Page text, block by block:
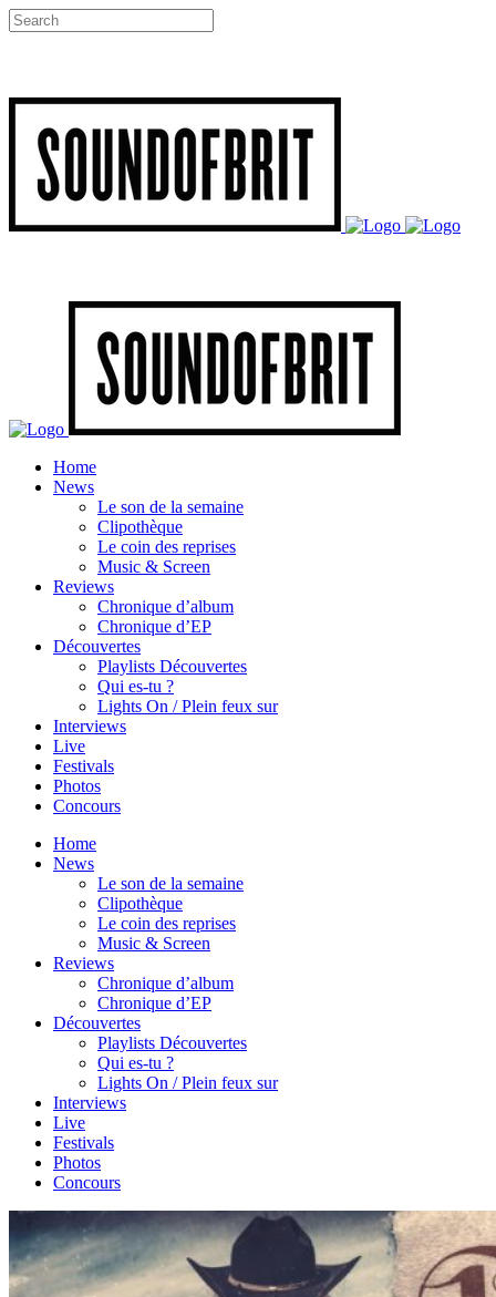
Home
News
Le son de la semaine
Clipothèque
Le coin des reprises
Music & Screen
Reviews
Chronique d’album
Chronique d’EP
Découvertes
Playlists Découvertes
Qui es-tu ?
Lights On / Plein feux sur
Interviews
Live
Festivals
Photos
Concours
Home
News
Le son de la semaine
Clipothèque
Le coin des reprises
Music & Screen
Reviews
Chronique d’album
Chronique d’EP
Découvertes
Playlists Découvertes
Qui es-tu ?
Lights On / Plein feux sur
Interviews
Live
Festivals
Photos
Concours